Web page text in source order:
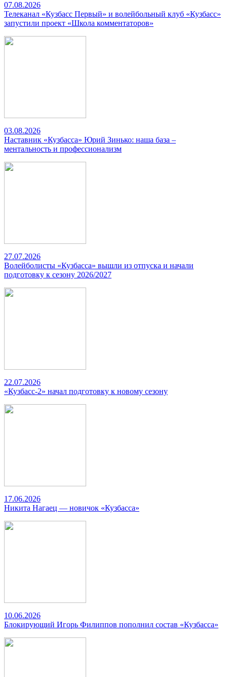
07.08.2026
Телеканал «Кузбасс Первый» и волейбольный клуб «Кузбасс»
запустили проект «Школа комментаторов»
03.08.2026
Наставник «Кузбасса» Юрий Зинько: наша база –
ментальность и профессионализм
27.07.2026
Волейболисты «Кузбасса» вышли из отпуска и начали
подготовку к сезону 2026/2027
22.07.2026
«Кузбасс-2» начал подготовку к новому сезону
17.06.2026
Никита Нагаец — новичок «Кузбасса»
10.06.2026
Блокирующий Игорь Филиппов пополнил состав «Кузбасса»